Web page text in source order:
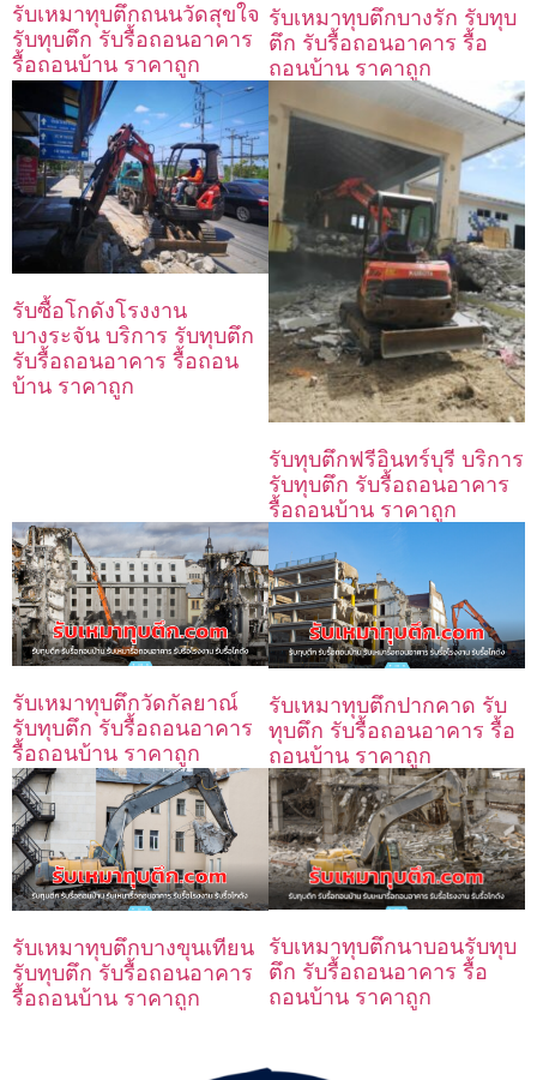
รับเหมาทุบตึกถนนวัดสุขใจ
รับทุบตึก รับรื้อถอนอาคาร
รื้อถอนบ้าน ราคาถูก
รับเหมาทุบตึกบางรัก รับทุบ
ตึก รับรื้อถอนอาคาร รื้อ
ถอนบ้าน ราคาถูก
รับซื้อโกดังโรงงาน
บางระจัน บริการ รับทุบตึก
รับรื้อถอนอาคาร รื้อถอน
บ้าน ราคาถูก
รับทุบตึกฟรีอินทร์บุรี บริการ
รับทุบตึก รับรื้อถอนอาคาร
รื้อถอนบ้าน ราคาถูก
รับเหมาทุบตึกวัดกัลยาณ์
รับทุบตึก รับรื้อถอนอาคาร
รื้อถอนบ้าน ราคาถูก
รับเหมาทุบตึกปากคาด รับ
ทุบตึก รับรื้อถอนอาคาร รื้อ
ถอนบ้าน ราคาถูก
รับเหมาทุบตึกบางขุนเทียน
รับทุบตึก รับรื้อถอนอาคาร
รื้อถอนบ้าน ราคาถูก
รับเหมาทุบตึกนาบอนรับทุบ
ตึก รับรื้อถอนอาคาร รื้อ
ถอนบ้าน ราคาถูก